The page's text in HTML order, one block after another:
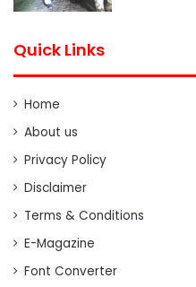
Quick Links
Home
About us
Privacy Policy
Disclaimer
Terms & Conditions
E-Magazine
Font Converter